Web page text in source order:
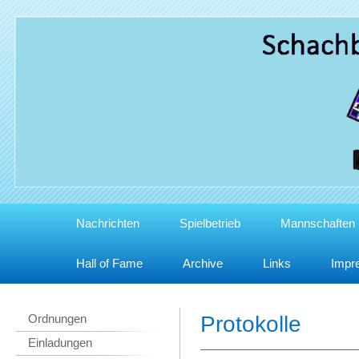
Nachrichten Spielbetrieb Mannschaften
Hall of Fame Archive Links
Ordnungen
Einladungen
Protokolle